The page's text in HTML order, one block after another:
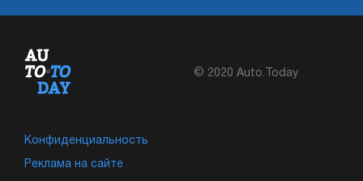
© 2020 Auto.Today
Конфиденциальность
Реклама на сайте